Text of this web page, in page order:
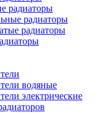
радиаторы
радиаторы
радиаторы
водяные
электрические